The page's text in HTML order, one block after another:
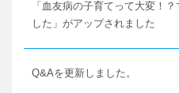
「血友病の子育てって大変！
した」がアップされました
Q&Aを更新しました。